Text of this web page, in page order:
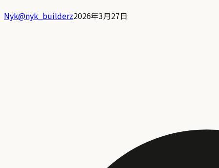
Nyk@nyk_builderz2026年3月27日